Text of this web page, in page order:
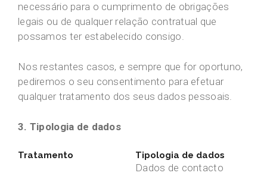
necessário para o cumprimento de obrigações
legais ou de qualquer relação contratual que
possamos ter estabelecido consigo.
Nos restantes casos, e sempre que for oportuno,
pediremos o seu consentimento para efetuar
qualquer tratamento dos seus dados pessoais.
3. Tipologia de dados
Tratamento Tipologia de dados
Dados de contacto